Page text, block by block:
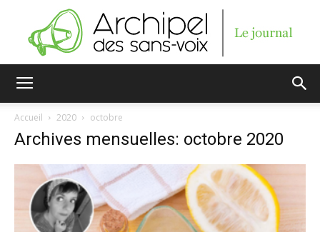
sans-
Accueil 2020 octobre
Archives mensuelles: octobre 2020